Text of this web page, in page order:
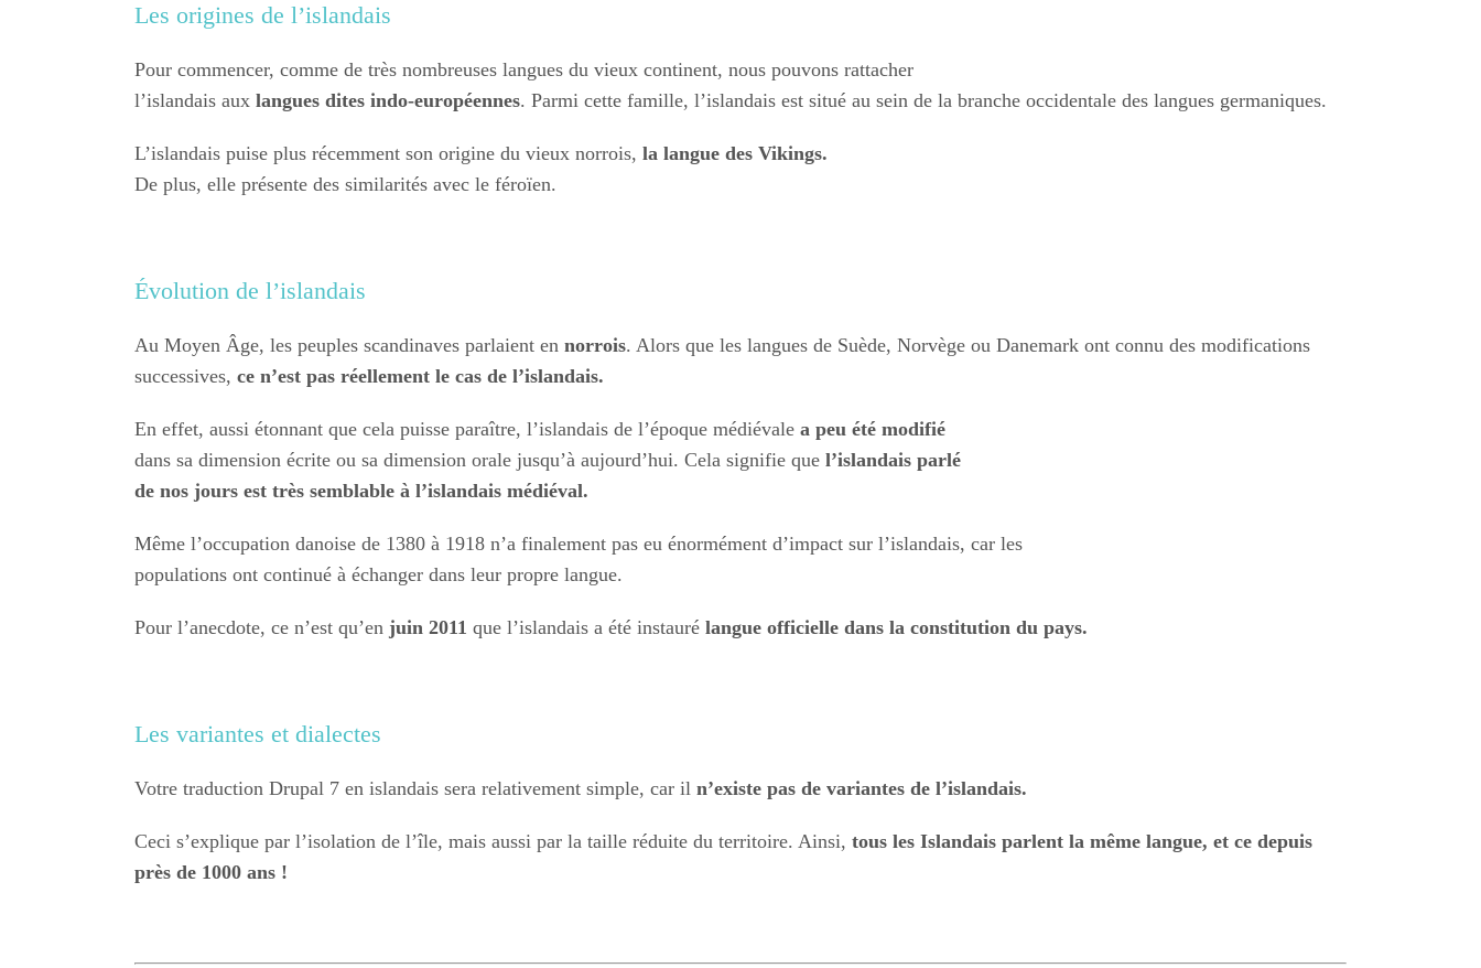
Les origines de l’islandais
Pour commencer, comme de très nombreuses langues du vieux continent, nous pouvons rattacher
l’islandais aux langues dites indo-européennes. Parmi cette famille, l’islandais est situé au sein de la branche occidentale des langues germaniques.
L’islandais puise plus récemment son origine du vieux norrois, la langue des Vikings.
De plus, elle présente des similarités avec le féroïen.
Évolution de l’islandais
Au Moyen Âge, les peuples scandinaves parlaient en norrois. Alors que les langues de Suède, Norvège ou Danemark ont connu des modifications
successives, ce n’est pas réellement le cas de l’islandais.
En effet, aussi étonnant que cela puisse paraître, l’islandais de l’époque médiévale a peu été modifié
dans sa dimension écrite ou sa dimension orale jusqu’à aujourd’hui. Cela signifie que l’islandais parlé
de nos jours est très semblable à l’islandais médiéval.
Même l’occupation danoise de 1380 à 1918 n’a finalement pas eu énormément d’impact sur l’islandais, car les
populations ont continué à échanger dans leur propre langue.
Pour l’anecdote, ce n’est qu’en juin 2011 que l’islandais a été instauré langue officielle dans la constitution du pays.
Les variantes et dialectes
Votre traduction Drupal 7 en islandais sera relativement simple, car il n’existe pas de variantes de l’islandais.
Ceci s’explique par l’isolation de l’île, mais aussi par la taille réduite du territoire. Ainsi, tous les Islandais parlent la même langue, et ce depuis
près de 1000 ans !